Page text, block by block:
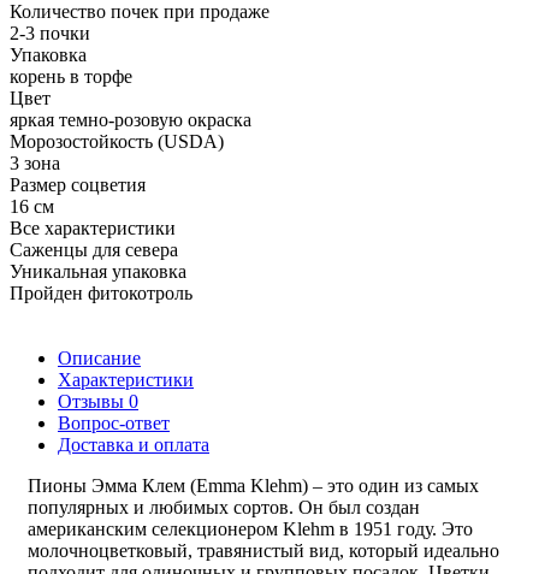
Количество почек при продаже
2-3 почки
Упаковка
корень в торфе
Цвет
яркая темно-розовую окраска
Морозостойкость (USDA)
3 зона
Размер соцветия
16 см
Все характеристики
Саженцы для севера
Уникальная упаковка
Пройден фитокотроль
Описание
Характеристики
Отзывы 0
Вопрос-ответ
Доставка и оплата
Пионы Эмма Клем (Emma Klehm) – это один из самых
популярных и любимых сортов. Он был создан
американским селекционером Klehm в 1951 году. Это
молочноцветковый, травянистый вид, который идеально